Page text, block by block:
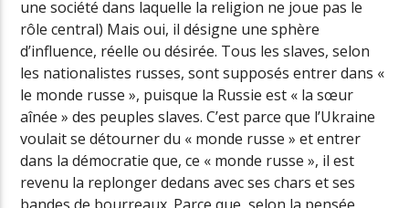
une société dans laquelle la religion ne joue pas le
rôle central) Mais oui, il désigne une sphère
d’influence, réelle ou désirée. Tous les slaves, selon
les nationalistes russes, sont supposés entrer dans «
le monde russe », puisque la Russie est « la sœur
aînée » des peuples slaves. C’est parce que l’Ukraine
voulait se détourner du « monde russe » et entrer
dans la démocratie que, ce « monde russe », il est
revenu la replonger dedans avec ses chars et ses